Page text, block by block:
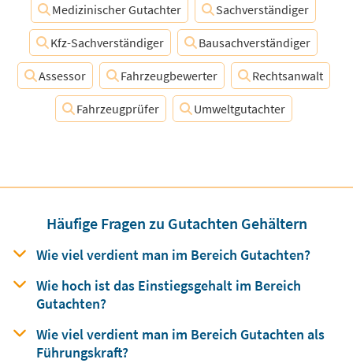
Medizinischer Gutachter Sachverständiger
Kfz-Sachverständiger Bausachverständiger
Assessor Fahrzeugbewerter Rechtsanwalt
Fahrzeugprüfer Umweltgutachter
Häufige Fragen zu Gutachten Gehältern
Wie viel verdient man im Bereich Gutachten?
Wie hoch ist das Einstiegsgehalt im Bereich
Gutachten?
Wie viel verdient man im Bereich Gutachten als
Führungskraft?